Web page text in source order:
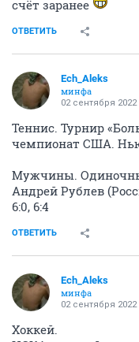
счёт заранее
ОТВЕТИТЬ
Ech_Aleks
минфа
02 сентября 2022
Теннис. Турнир
чемпионат США.
Мужчины.
Андрей Рублев
6:0, 6:4
ОТВЕТИТЬ
Ech_Aleks
минфа
02 сентября 2022
Хоккей.